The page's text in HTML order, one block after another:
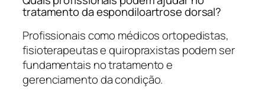
tratamento da espondiloartrose dorsal?
Profissionais como médicos ortopedistas,
fisioterapeutas e quiropraxistas podem ser
fundamentais no tratamento e
gerenciamento da condição.